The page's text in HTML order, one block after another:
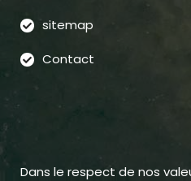
sitemap
Contact
Dans le respect de nos